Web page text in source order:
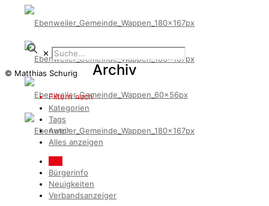
✕
© Matthias Schurig Archiv
Filtern nach
Kategorien
Tags
Autor
Alles anzeigen
Bürgerinfo
Neuigkeiten
Verbandsanzeiger